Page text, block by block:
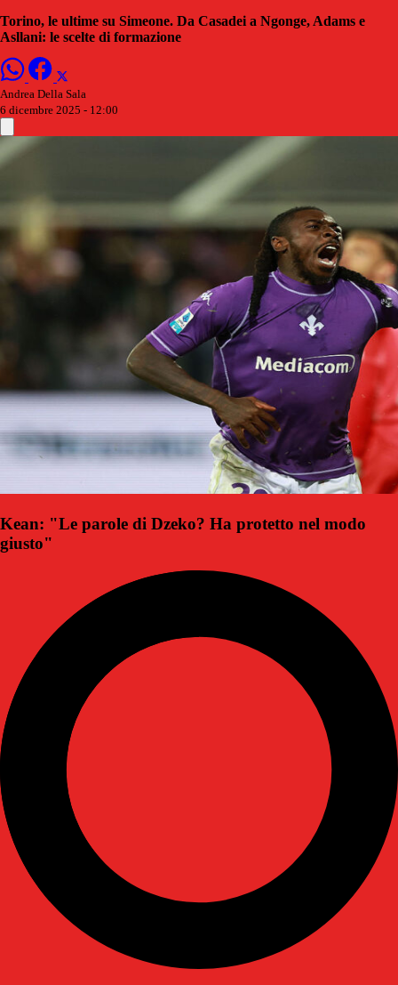
Torino, le ultime su Simeone. Da Casadei a Ngonge, Adams e
Asllani: le scelte di formazione
Andrea Della Sala
6 dicembre 2025 - 12:00
Kean: "Le parole di Dzeko? Ha protetto nel modo
giusto"